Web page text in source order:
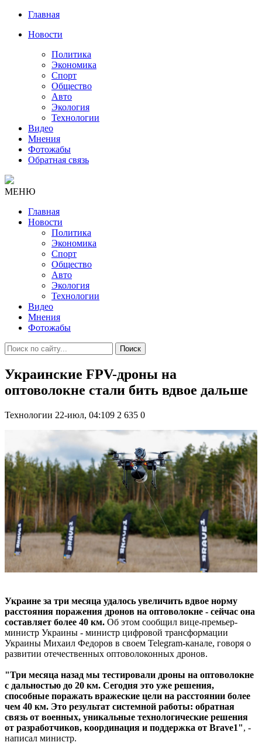
Главная
Новости
Политика
Экономика
Спорт
Общество
Авто
Экология
Технологии
Видео
Мнения
Фотожабы
Обратная связь
МЕНЮ
Главная
Новости
Политика
Экономика
Спорт
Общество
Авто
Экология
Технологии
Видео
Мнения
Фотожабы
Поиск
Украинские FPV-дроны на
оптоволокне стали бить вдвое дальше
Технологии 22-июл, 04:109 2 635 0
Украине за три месяца удалось увеличить вдвое норму
расстояния поражения дронов на оптоволокне - сейчас она
составляет более 40 км. Об этом сообщил вице-премьер-
министр Украины - министр цифровой трансформации
Украины Михаил Федоров в своем Telegram-канале, говоря о
развитии отечественных оптоволоконных дронов.
"Три месяца назад мы тестировали дроны на оптоволокне
с дальностью до 20 км. Сегодня это уже решения,
способные поражать вражеские цели на расстоянии более
чем 40 км. Это результат системной работы: обратная
связь от военных, уникальные технологические решения
от разработчиков, координация и поддержка от Brave1", -
написал министр.